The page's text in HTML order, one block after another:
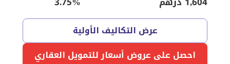
عرض التكاليف الأولية
احصل على عروض أسعار للتمويل العقاري